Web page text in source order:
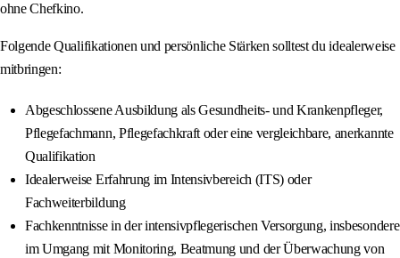
ohne Chefkino.
Folgende Qualifikationen und persönliche Stärken solltest du idealerweise
mitbringen:
Abgeschlossene Ausbildung als Gesundheits- und Krankenpfleger,
Pflegefachmann, Pflegefachkraft oder eine vergleichbare, anerkannte
Qualifikation
Idealerweise Erfahrung im Intensivbereich (ITS) oder
Fachweiterbildung
Fachkenntnisse in der intensivpflegerischen Versorgung, insbesondere
im Umgang mit Monitoring, Beatmung und der Überwachung von